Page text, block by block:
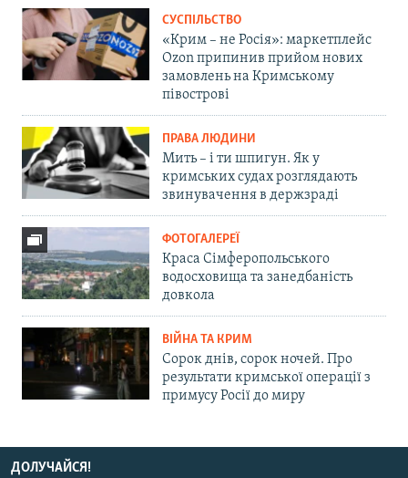
СУСПІЛЬСТВО
«Крим – не Росія»: маркетплейс
Ozon припинив прийом нових
замовлень на Кримському
півострові
ПРАВА ЛЮДИНИ
Мить – і ти шпигун. Як у
кримських судах розглядають
звинувачення в держзраді
ФОТОГАЛЕРЕЇ
Краса Сімферопольського
водосховища та занедбаність
довкола
ВІЙНА ТА КРИМ
Сорок днів, сорок ночей. Про
результати кримської операції з
примусу Росії до миру
ДОЛУЧАЙСЯ!